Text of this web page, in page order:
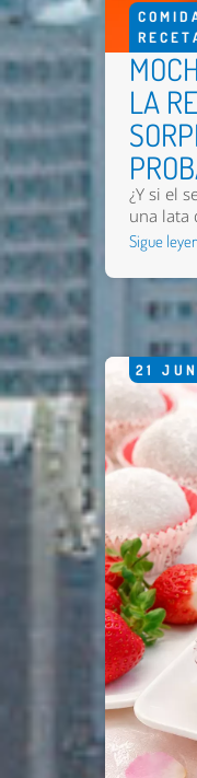
LA
¿Y si el
una lata
Sigue
21